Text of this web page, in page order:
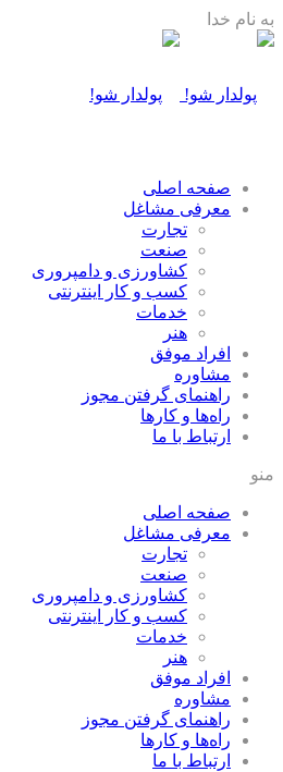
به نام خدا
صفحه اصلی
معرفی مشاغل
تجارت
صنعت
كشاورزی و دامپروری
كسب و كار اينترنتی
خدمات
هنر
افراد موفق
مشاوره
راهنمای گرفتن مجوز
راه‌ها و كارها
ارتباط با ما
منو
صفحه اصلی
معرفی مشاغل
تجارت
صنعت
كشاورزی و دامپروری
كسب و كار اينترنتی
خدمات
هنر
افراد موفق
مشاوره
راهنمای گرفتن مجوز
راه‌ها و كارها
ارتباط با ما